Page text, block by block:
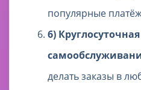
популярные
6)
делать заказы в